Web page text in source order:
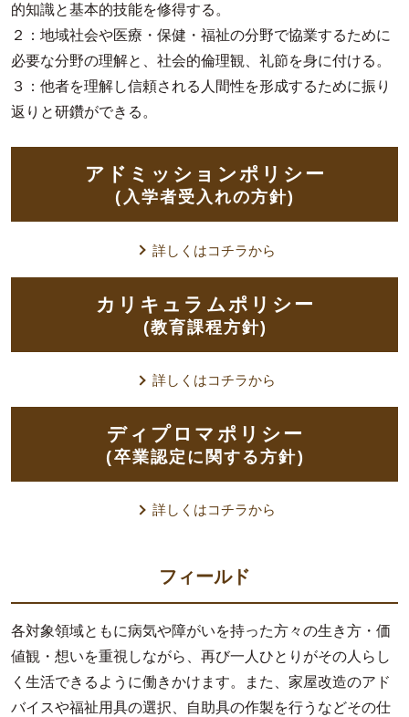
的知識と基本的技能を修得する。
２：地域社会や医療・保健・福祉の分野で協業するために
必要な分野の理解と、社会的倫理観、礼節を身に付ける。
３：他者を理解し信頼される人間性を形成するために振り
返りと研鑽ができる。
アドミッションポリシー
(入学者受入れの方針)
詳しくはコチラから
カリキュラムポリシー
(教育課程方針)
詳しくはコチラから
ディプロマポリシー
(卒業認定に関する方針)
詳しくはコチラから
フィールド
各対象領域ともに病気や障がいを持った方々の生き方・価
値観・想いを重視しながら、再び一人ひとりがその人らし
く生活できるように働きかけます。また、家屋改造のアド
バイスや福祉用具の選択、自助具の作製を行うなどその仕